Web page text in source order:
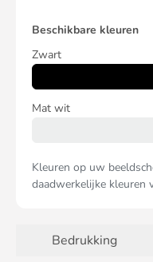
Beschikbare kleuren
Zwart
Mat wit
Kleuren op uw
daadwerkelijke kleuren
Bedrukking